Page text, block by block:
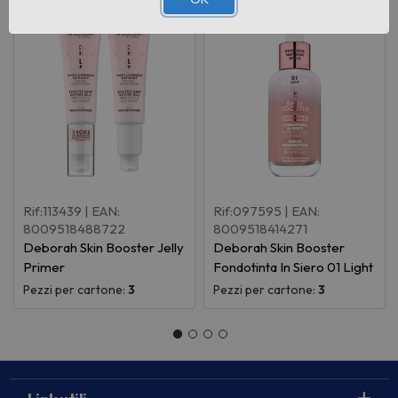
Rif:113439 | EAN:
8009518488722
Deborah Skin Booster Jelly
Primer
Pezzi per cartone:3
Rif:097595 | EAN:
8009518414271
Deborah Skin Booster
Fondotinta In Siero 01 Light
Pezzi per cartone:3